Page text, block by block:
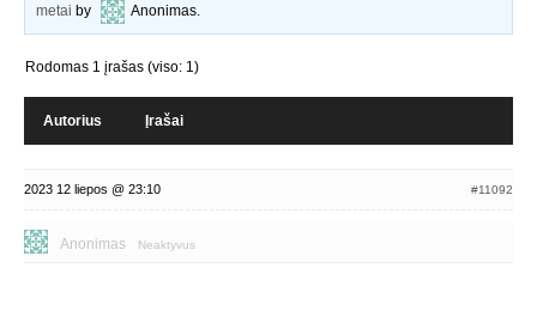
metai by Anonimas.
Rodomas 1 įrašas (viso: 1)
Autorius Įrašai
2023 12 liepos @ 23:10 #11092
Anonimas Neaktyvus